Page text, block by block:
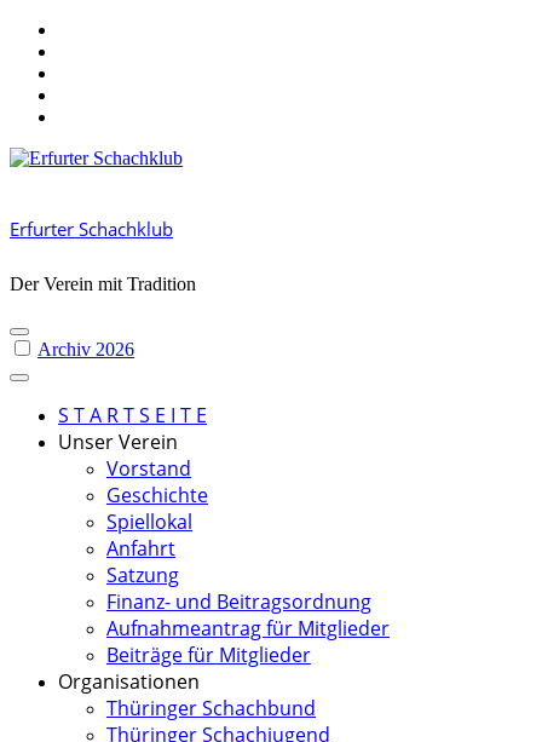
Skip
content
Erfurter Schachklub
Der Verein mit Tradition
Archiv 2026
S T A R T S E I T E
Unser Verein
Vorstand
Geschichte
Spiellokal
Anfahrt
Satzung
Finanz- und Beitragsordnung
Aufnahmeantrag für Mitglieder
Beiträge für Mitglieder
Organisationen
Thüringer Schachbund
Thüringer Schachjugend